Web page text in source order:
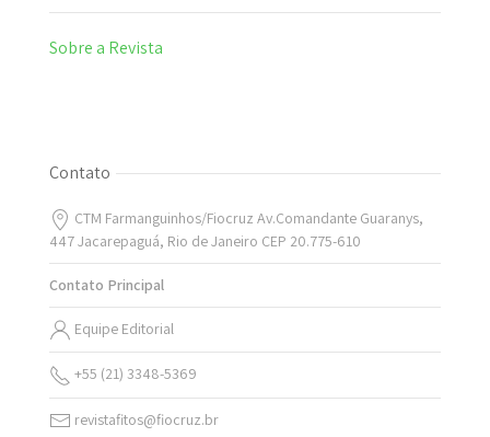
Sobre a Revista
Contato
CTM Farmanguinhos/Fiocruz Av.Comandante Guaranys,
447 Jacarepaguá, Rio de Janeiro CEP 20.775-610
Contato Principal
Equipe Editorial
+55 (21) 3348-5369
revistafitos@fiocruz.br